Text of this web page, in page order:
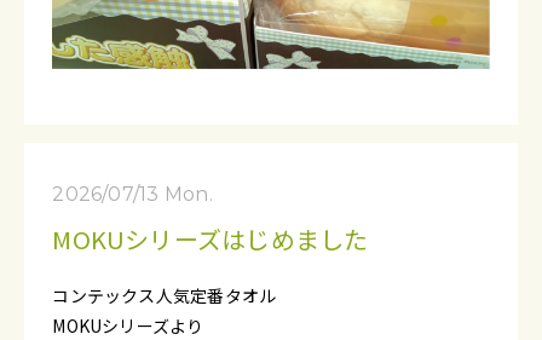
2026/07/13 Mon.
MOKUシリーズはじめました
コンテックス人気定番タオル
MOKUシリーズより